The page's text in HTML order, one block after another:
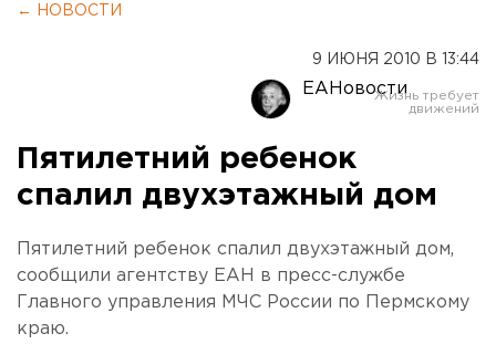
← НОВОСТИ
9 ИЮНЯ 2010 В 13:44
ЕАНовости
Пятилетний ребенок
спалил двухэтажный дом
Пятилетний ребенок спалил двухэтажный дом,
сообщили агентству ЕАН в пресс-службе
Главного управления МЧС России по Пермскому
краю.